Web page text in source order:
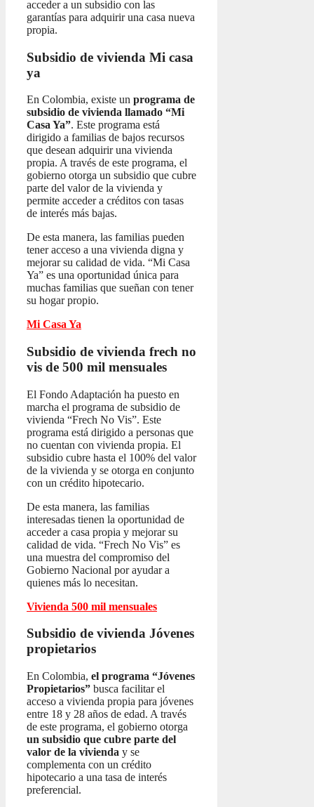
acceder a un subsidio con las
garantías para adquirir una casa nueva
propia.
Subsidio de vivienda Mi casa
ya
En Colombia, existe un programa de
subsidio de vivienda llamado “Mi
Casa Ya”. Este programa está
dirigido a familias de bajos recursos
que desean adquirir una vivienda
propia. A través de este programa, el
gobierno otorga un subsidio que cubre
parte del valor de la vivienda y
permite acceder a créditos con tasas
de interés más bajas.
De esta manera, las familias pueden
tener acceso a una vivienda digna y
mejorar su calidad de vida. “Mi Casa
Ya” es una oportunidad única para
muchas familias que sueñan con tener
su hogar propio.
Mi Casa Ya
Subsidio de vivienda frech no
vis de 500 mil mensuales
El Fondo Adaptación ha puesto en
marcha el programa de subsidio de
vivienda “Frech No Vis”. Este
programa está dirigido a personas que
no cuentan con vivienda propia. El
subsidio cubre hasta el 100% del valor
de la vivienda y se otorga en conjunto
con un crédito hipotecario.
De esta manera, las familias
interesadas tienen la oportunidad de
acceder a casa propia y mejorar su
calidad de vida. “Frech No Vis” es
una muestra del compromiso del
Gobierno Nacional por ayudar a
quienes más lo necesitan.
Vivienda 500 mil mensuales
Subsidio de vivienda Jóvenes
propietarios
En Colombia, el programa “Jóvenes
Propietarios” busca facilitar el
acceso a vivienda propia para jóvenes
entre 18 y 28 años de edad. A través
de este programa, el gobierno otorga
un subsidio que cubre parte del
valor de la vivienda y se
complementa con un crédito
hipotecario a una tasa de interés
preferencial.